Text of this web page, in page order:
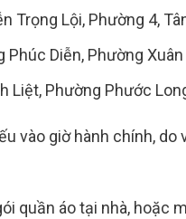
Trọng Lội, Phường 4,
Phúc Diễn, Phường
Liệt, Phường Phước
vào giờ hành chính,
quần áo tại nhà,